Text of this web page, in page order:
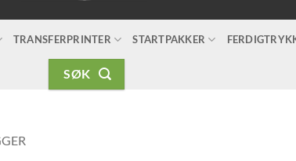
TRANSFERPRINTER STARTPAKKER
SØK